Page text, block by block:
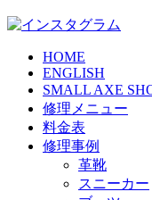
HOME
ENGLISH
SMALL AXE
修理メニュー
料金表
修理事例
革靴
スニーカー